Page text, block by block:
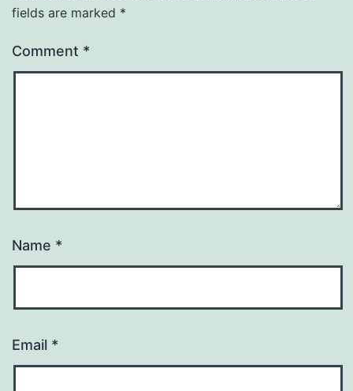
fields are marked *
Comment *
Name *
Email *